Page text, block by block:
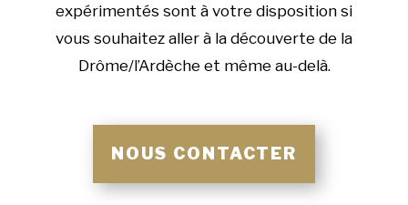
expérimentés sont à votre disposition si
vous souhaitez aller à la découverte de la
Drôme/l’Ardèche et même au-delà.
NOUS CONTACTER